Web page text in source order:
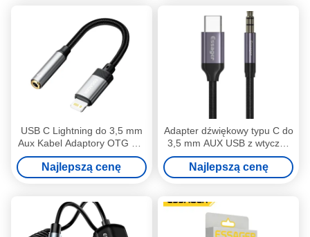
USB C Lightning do 3,5 mm
Aux Kabel Adaptory OTG dla
telefonów komórkowych i
tabletów
Najlepszą cenę
Adapter dźwiękowy typu C do
3,5 mm AUX USB z wtyczką
włączającą ochronę OLP
Najlepszą cenę